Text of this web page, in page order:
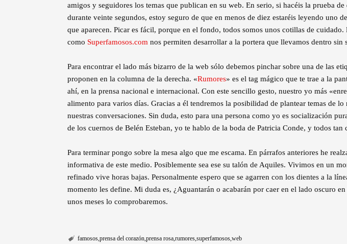
amigos y seguidores los temas que publican en su web. En serio, si hacéis la prueba de
durante veinte segundos, estoy seguro de que en menos de diez estaréis leyendo uno
que aparecen. Picar es fácil, porque en el fondo, todos somos unos cotillas de cuidado.
como Superfamosos.com nos permiten desarrollar a la portera que llevamos dentro sin
Para encontrar el lado más bizarro de la web sólo debemos pinchar sobre una de las
proponen en la columna de la derecha. «Rumores» es el tag mágico que te trae a la
ahí, en la prensa nacional e internacional. Con este sencillo gesto, nuestro yo más
alimento para varios días. Gracias a él tendremos la posibilidad de plantear temas de lo
nuestras conversaciones. Sin duda, esto para una persona como yo es socialización
de los cuernos de Belén Esteban, yo te hablo de la boda de Patricia Conde, y todos
Para terminar pongo sobre la mesa algo que me escama. En párrafos anteriores he
informativa de este medio. Posiblemente sea ese su talón de Aquiles. Vivimos en un
refinado vive horas bajas. Personalmente espero que se agarren con los dientes a la
momento les define. Mi duda es, ¿Aguantarán o acabarán por caer en el lado oscuro
unos meses lo comprobaremos.
famosos prensa del corazón prensa rosa rumores superfamosos web